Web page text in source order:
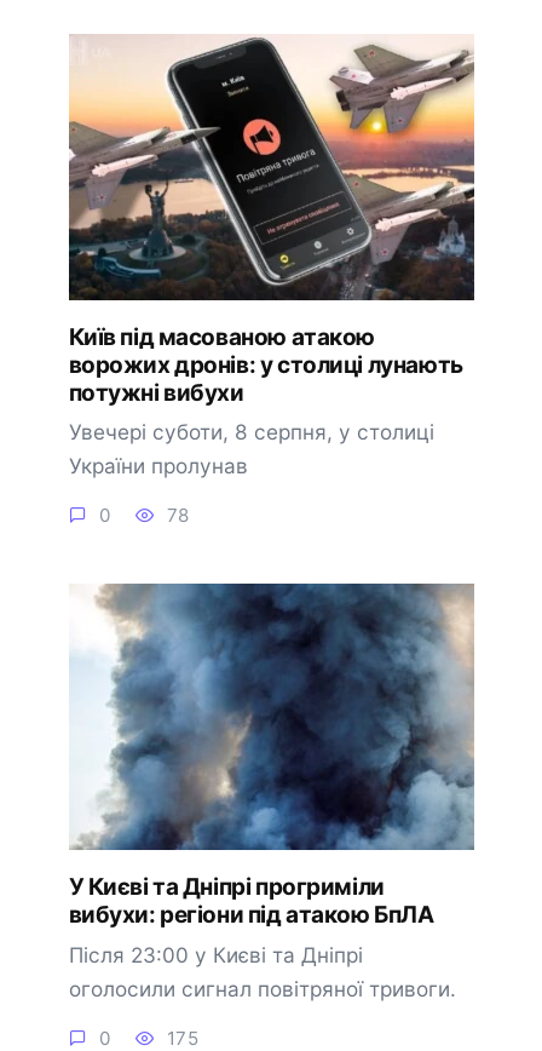
Київ під масованою атакою
ворожих дронів: у столиці лунають
потужні вибухи
Увечері суботи, 8 серпня, у столиці
України пролунав
0 78
У Києві та Дніпрі прогриміли
вибухи: регіони під атакою БпЛА
Після 23:00 у Києві та Дніпрі
оголосили сигнал повітряної тривоги.
0 175